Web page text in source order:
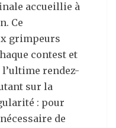
accueillie à
Ce
grimpeurs
contest et
rendez-
sur la
: pour
de